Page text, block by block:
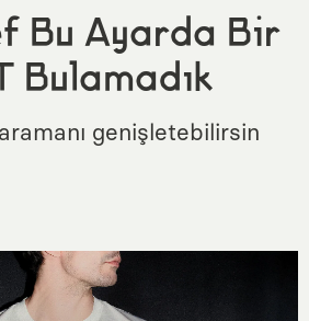
Bu Ayarda Bir
Bulamadık
genişletebilirsin